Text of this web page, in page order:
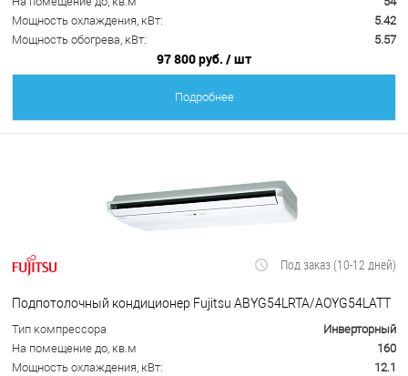
Мощность охлаждения, кВт:
5.42
Мощность обогрева, кВт:
5.57
97 800 руб. / шт
Подробнее
Под заказ (10-12 дней)
Подпотолочный кондиционер Fujitsu ABYG54LRTA/AOYG54LATT
Тип компрессора
Инверторный
На помещение до, кв.м
160
Мощность охлаждения, кВт:
12.1